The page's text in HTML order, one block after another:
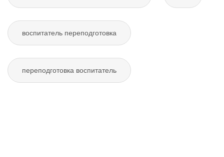
воспитатель переподготовка
переподготовка воспитатель